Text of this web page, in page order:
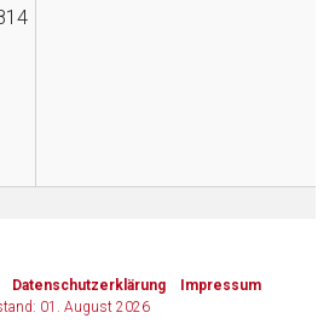
Datenschutzerklärung
Impressum
01. August 2026